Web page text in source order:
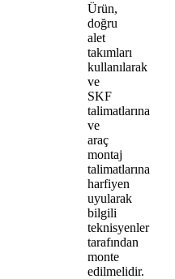
Ürün,
doğru
alet
takımları
kullanılarak
ve
SKF
talimatlarına
ve
araç
montaj
talimatlarına
harfiyen
uyularak
bilgili
teknisyenler
tarafından
monte
edilmelidir.